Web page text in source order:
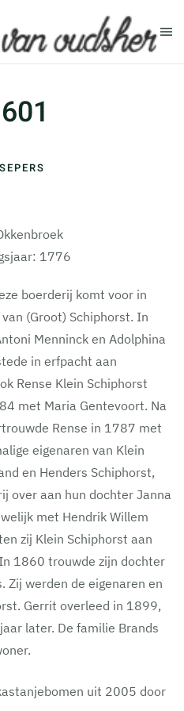
1776
boerderij komt voor in
(Groot) Schiphorst. In
Menninck en Adolphina
in erfpacht aan
Rense Klein Schiphorst
met Maria Gentevoort. Na
Rense in 1787 met
eigenaren van Klein
en Henders Schiphorst,
over aan hun dochter Janna
met Hendrik Willem
zij Klein Schiphorst aan
1860 trouwde zijn dochter
Zij werden de eigenaren en
Gerrit overleed in 1899,
later. De familie Brands
uit 2005 door